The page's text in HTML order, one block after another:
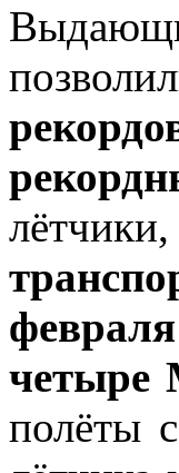
февраля
четыре
полёты с